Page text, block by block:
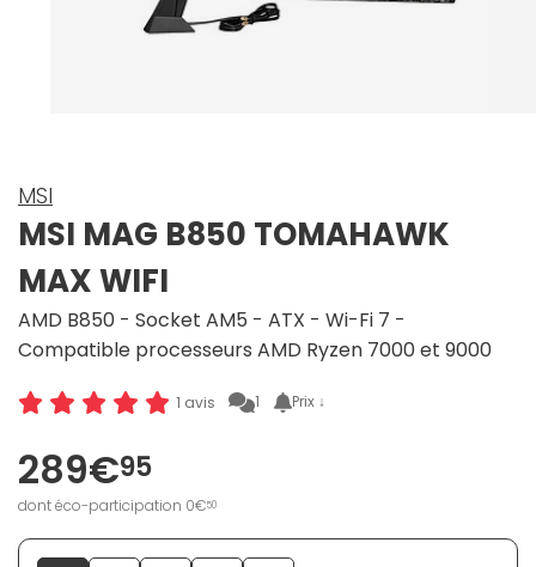
MSI
MSI MAG B850 TOMAHAWK
MAX WIFI
AMD B850 - Socket AM5 - ATX - Wi-Fi 7 -
Compatible processeurs AMD Ryzen 7000 et 9000
1 avis 1 Prix ↓
289€95
dont éco-participation 0€50